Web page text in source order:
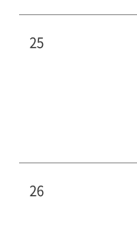
25
26